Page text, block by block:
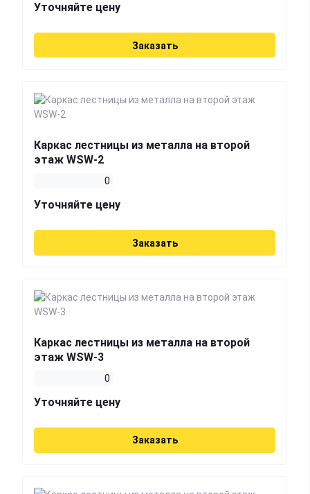
Уточняйте цену
Заказать
Каркас лестницы из металла на второй
этаж WSW-2
0
Уточняйте цену
Заказать
Каркас лестницы из металла на второй
этаж WSW-3
0
Уточняйте цену
Заказать